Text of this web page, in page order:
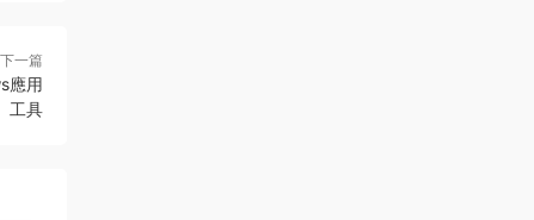
下一篇
應用
工具